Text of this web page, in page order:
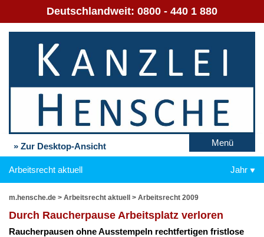
Deutschlandweit: 0800 - 440 1 880
» Zur Desktop-Ansicht Menü
Arbeitsrecht aktuell Jahr
m.hensche.de > Arbeitsrecht aktuell > Arbeitsrecht 2009
Durch Rau­cher­pau­se Ar­beits­platz ver­lo­ren
Rau­cher­pau­sen oh­ne Aus­stem­peln recht­fer­ti­gen frist­lo­se